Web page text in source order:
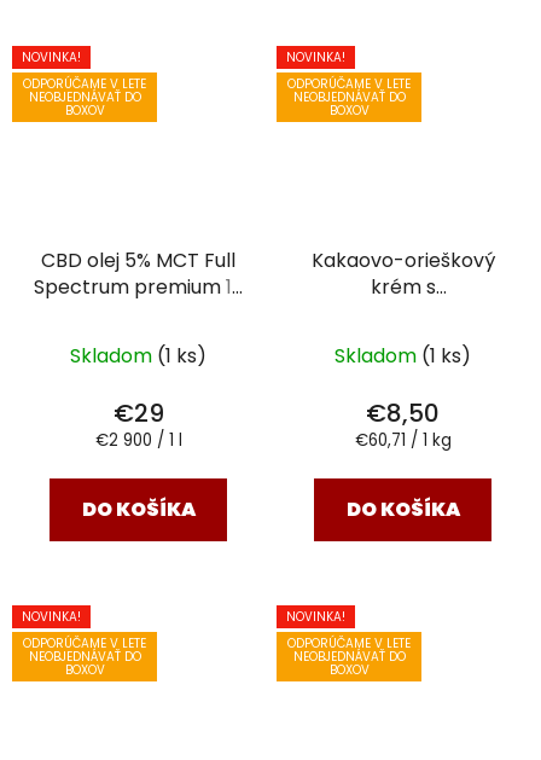
NOVINKA!
ODPORÚČAME V LETE
NEOBJEDNÁVAŤ DO
BOXOV
CBD olej 5% MCT Full
Spectrum premium10
Skladom (1 ks)
€29
Jednotková
€2 900 / 1 l
DO KOŠÍKA
NOVINKA!
ODPORÚČAME V LETE
NEOBJEDNÁVAŤ DO
BOXOV
Kakaovo-orieškový
krém s
140g
Skladom (1 ks)
€8,50
Jednotková
€60,71 / 1 kg
DO KOŠÍKA
NOVINKA!
ODPORÚČAME V LETE
NEOBJEDNÁVAŤ DO
BOXOV
NOVINKA!
ODPORÚČAME V LETE
NEOBJEDNÁVAŤ DO
BOXOV